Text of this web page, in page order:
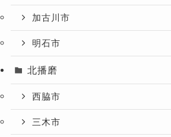
加古川市
明石市
北播磨
西脇市
三木市